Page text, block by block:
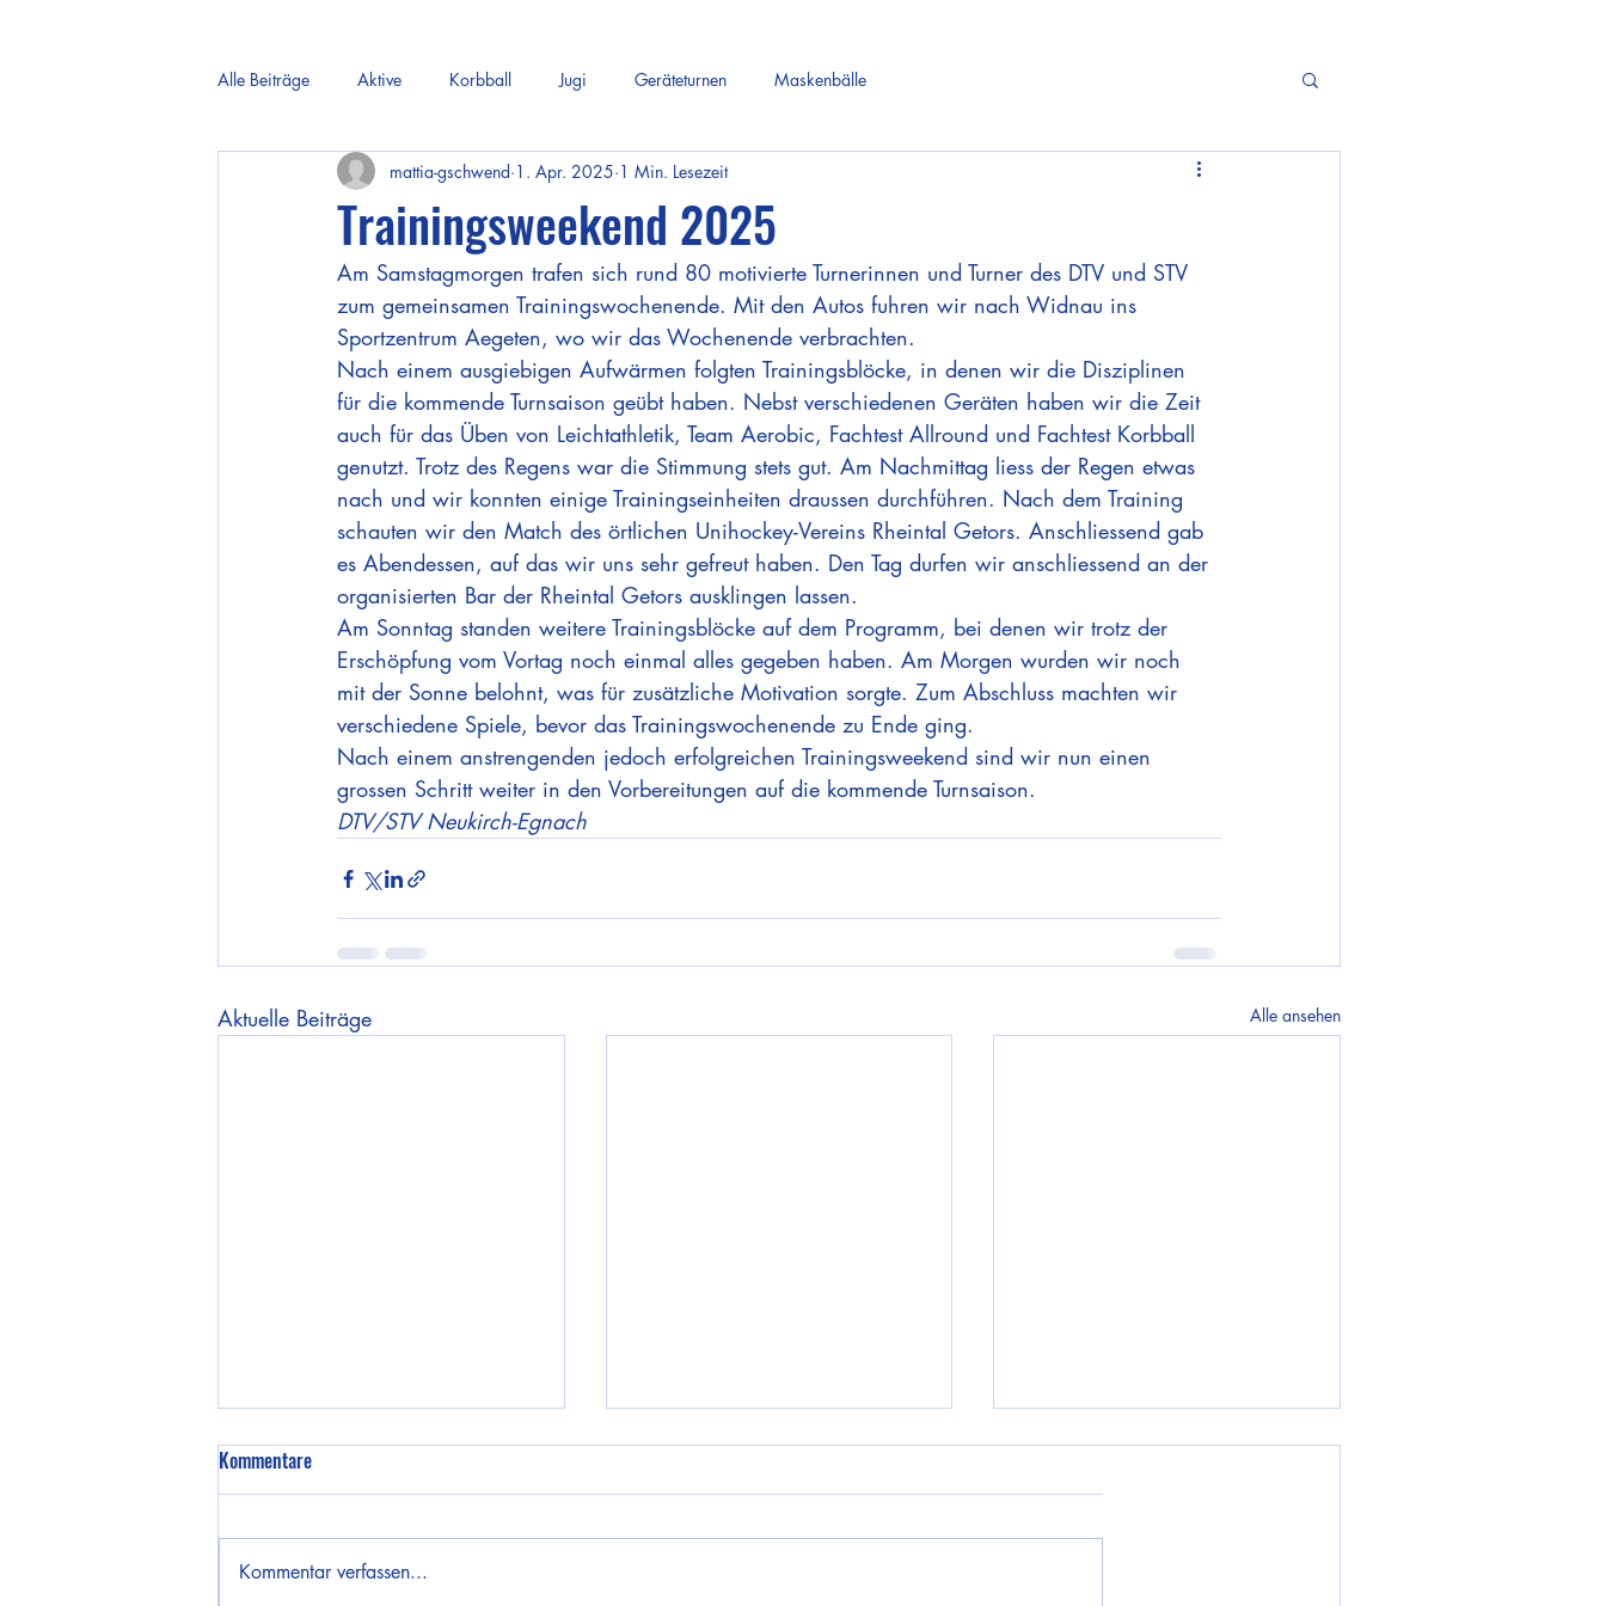
Alle Beiträge Aktive Korbball Jugi Geräteturnen Maskenbälle
Trainingsweekend 2025
mattia-gschwend 1. Apr. 2025 1 Min. Lesezeit
Am Samstagmorgen trafen sich rund 80 motivierte Turnerinnen und Turner des DTV und STV
zum gemeinsamen Trainingswochenende. Mit den Autos fuhren wir nach Widnau ins
Sportzentrum Aegeten, wo wir das Wochenende verbrachten.
Nach einem ausgiebigen Aufwärmen folgten Trainingsblöcke, in denen wir die Disziplinen
für die kommende Turnsaison geübt haben. Nebst verschiedenen Geräten haben wir die Zeit
auch für das Üben von Leichtathletik, Team Aerobic, Fachtest Allround und Fachtest Korbball
genutzt. Trotz des Regens war die Stimmung stets gut. Am Nachmittag liess der Regen etwas
nach und wir konnten einige Trainingseinheiten draussen durchführen. Nach dem Training
schauten wir den Match des örtlichen Unihockey-Vereins Rheintal Getors. Anschliessend gab
es Abendessen, auf das wir uns sehr gefreut haben. Den Tag durfen wir anschliessend an der
organisierten Bar der Rheintal Getors ausklingen lassen.
Am Sonntag standen weitere Trainingsblöcke auf dem Programm, bei denen wir trotz der
Erschöpfung vom Vortag noch einmal alles gegeben haben. Am Morgen wurden wir noch
mit der Sonne belohnt, was für zusätzliche Motivation sorgte. Zum Abschluss machten wir
verschiedene Spiele, bevor das Trainingswochenende zu Ende ging.
Nach einem anstrengenden jedoch erfolgreichen Trainingsweekend sind wir nun einen
grossen Schritt weiter in den Vorbereitungen auf die kommende Turnsaison.
DTV/STV Neukirch-Egnach
Aktuelle Beiträge Alle ansehen
Kommentare
Kommentar verfassen...